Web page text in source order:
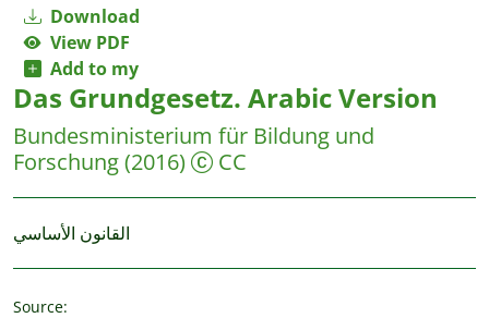
Download
View PDF
Add to my
Das Grundgesetz. Arabic Version
Bundesministerium für Bildung und
Forschung(2016) CC
القانون الأساسي
Source: